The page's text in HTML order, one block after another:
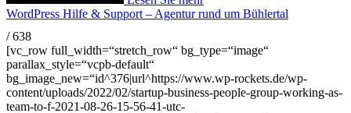
WordPress Hilfe & Support – Agentur rund um Bühlertal
/ 638
[vc_row full_width=“stretch_row“ bg_type=“image“
parallax_style=“vcpb-default“
bg_image_new=“id^376|url^https://www.wp-rockets.de/wp-
content/uploads/2022/02/startup-business-people-group-working-as-
team-to-f-2021-08-26-15-56-41-utc-